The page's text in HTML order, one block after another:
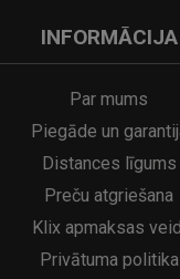
21.95€
INFORMĀCIJA
Par mums
Piegāde un
Distances līgums
Preču atgriešana
Klix apmaksas
Privātuma politika